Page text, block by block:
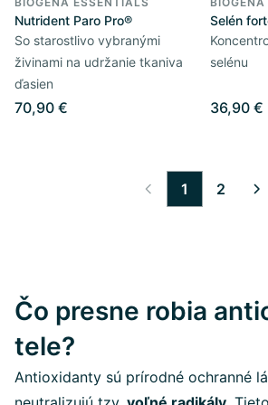
Nutrident Paro Pro®
So starostlivo vybranými
živinami na udržanie tkaniva
ďasien
70,90 €
Selén
selénu
36,90 €
1 2
Čo presne robia
tele?
Antioxidanty sú prírodné ochranné